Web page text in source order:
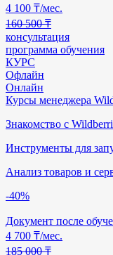
4 100 ₸/мес.
160 500 ₸
консультация
программа обучения
КУРС
Офлайн
Онлайн
Курсы менеджера
Знакомство с
Инструменты для
Анализ товаров и
-40%
Документ после
4 700 ₸/мес.
185 000 ₸